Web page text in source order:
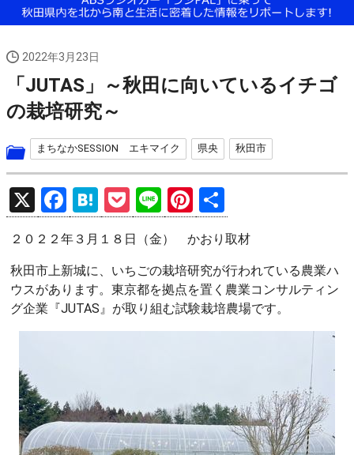
2022年3月23日
「JUTAS」～秋田に向いているイチゴ
の栽培研究～
まちなかSESSION エキマイク 県央 秋田市
X
F
a
ce
b
o
o
H
at
e
n
a
P
o
ck
et
Li
n
e
Pi
nt
er
es
t
有
２０２２年３月１８日（金） かおり取材
秋田市上新城に、いちごの栽培研究が行われている農業ハ
ウスがあります。東京都を拠点を置く農業コンサルティン
グ企業『JUTAS』が取り組む試験栽培農場です。